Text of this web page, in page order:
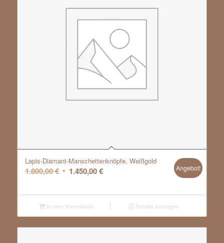
Lapis-Diamant-Manschettenknöpfe, Weißgold
1.800,00€ Ursprünglicher
war:
1.800,00 €
1.450,00€Aktueller
ist:
1.450,00 €.
Angebot!
In den Warenkorb Details anzeigen